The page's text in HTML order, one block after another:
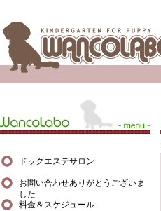
ドッグエステサロン
お問い合わせありがとうございま
した
料金＆スケジュール